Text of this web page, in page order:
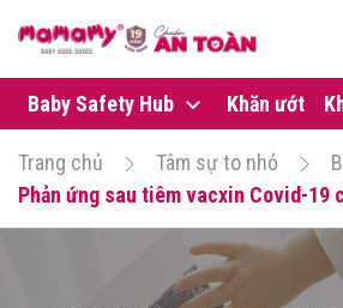
Baby Safety Hub Khăn ướt
Trang chủ Tâm sự to nhỏ
Phản ứng sau tiêm vacxin Covid-19